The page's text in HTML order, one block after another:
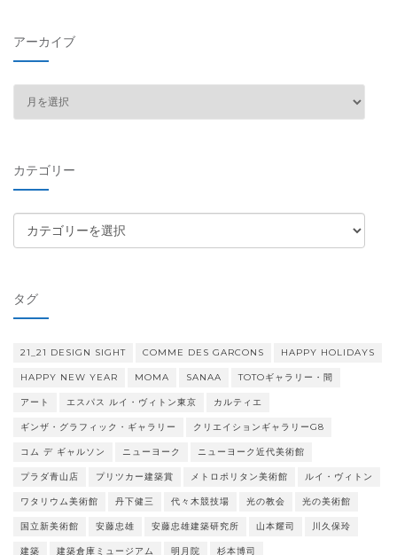
アーカイブ
ブ
カテゴリー
テ
ー
タグ
21_21 DESIGN SIGHT COMME DES GARCONS HAPPY HOLIDAYS
HAPPY NEW YEAR MOMA SANAA TOTOギャラリー・間
アート エスパス ルイ・ヴィトン東京 カルティエ
ギンザ・グラフィック・ギャラリー クリエイションギャラリーG8
コム デ ギャルソン ニューヨーク ニューヨーク近代美術館
プラダ青山店 プリツカー建築賞 メトロポリタン美術館 ルイ・ヴィトン
ワタリウム美術館 丹下健三 代々木競技場 光の教会 光の美術館
国立新美術館 安藤忠雄 安藤忠雄建築研究所 山本耀司 川久保玲
建築 建築倉庫ミュージアム 明月院 杉本博司